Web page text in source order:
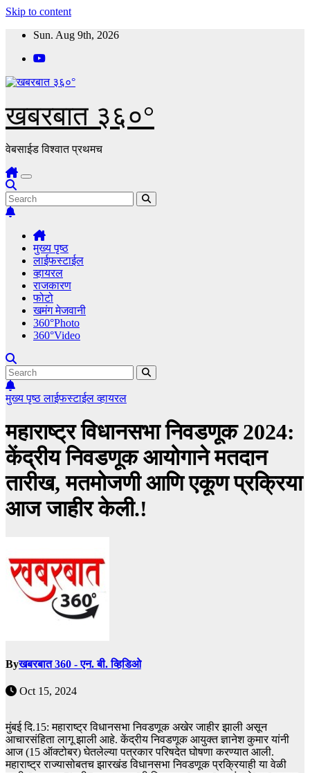
Skip to content
Sun. Aug 9th, 2026
खबरबात ३६०°
वेबसाईड विश्वात प्रथमच
मुख्य पृष्ठ
लाईफस्टाईल
व्हायरल
राजकारण
फोटो
खमंग मेजवानी
360°Photo
360°Video
मुख्य पृष्ठलाईफस्टाईलव्हायरल
महाराष्ट्र विधानसभा निवडणूक 2024:
केंद्रीय निवडणूक आयोगाने मतदान
तारीख, मतमोजणी आणि एकूण प्रक्रिया
आज जाहीर केली.!
Byखबरबात 360 - एन. बी. व्हिडिओ
Oct 15, 2024
मुंबई दि.15: महाराष्ट्र विधानसभा निवडणूक अखेर जाहीर झाली असून
आचारसंहिता लागू झाली आहे. केंद्रीय निवडणूक आयुक्त ज्ञानेश कुमार यांनी
आज (15 ऑक्टोबर) घेतलेल्या पत्रकार परिषदेत घोषणा करण्यात आली.
महाराष्ट्र राज्यासोबतच झारखंड विधानसभा निवडणूक प्रक्रियाही या वेळी